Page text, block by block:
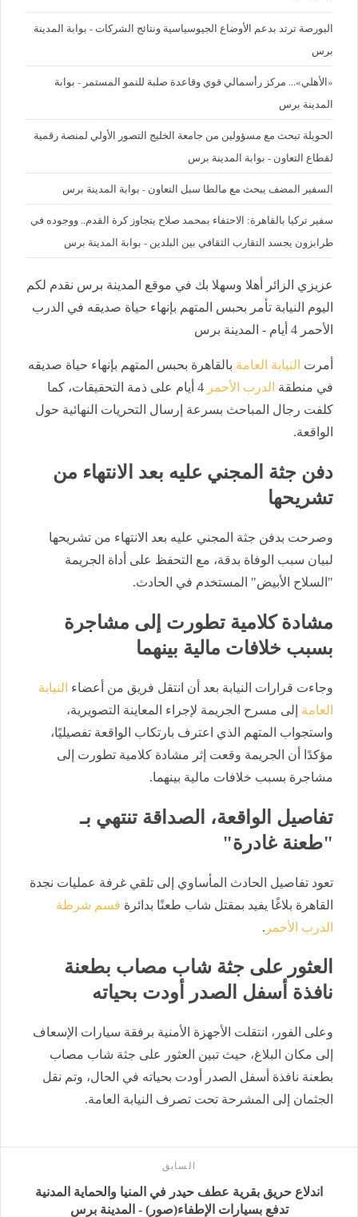
البورصة ترتد بدعم الأوضاع الجيوسياسية ونتائج الشركات - بوابة المدينة
برس
«الأهلي»... مركز رأسمالي قوي وقاعدة صلبة للنمو المستمر - بوابة
المدينة برس
الحويلة تبحث مع مسؤولين من جامعة الخليج التصور الأولي لمنصة رقمية
لقطاع التعاون - بوابة المدينة برس
السفير المضف يبحث مع مالطا سبل التعاون - بوابة المدينة برس
سفير تركيا بالقاهرة: الاحتفاء بمحمد صلاح يتجاوز كرة القدم.. ووجوده في
طرابزون يجسد التقارب الثقافي بين البلدين - بوابة المدينة برس
عزيزي الزائر أهلا وسهلا بك في موقع المدينة برس نقدم لكم
اليوم النيابة تأمر بحبس المتهم بإنهاء حياة صديقه في الدرب
الأحمر 4 أيام - المدينة برس
أمرت النيابة العامة بالقاهرة بحبس المتهم بإنهاء حياة صديقه
في منطقة الدرب الأحمر
4 أيام على ذمة التحقيقات، كما
كلفت رجال المباحث بسرعة إرسال التحريات النهائية حول
الواقعة.
دفن جثة المجني عليه بعد الانتهاء من
تشريحها
وصرحت بدفن جثة المجني عليه بعد الانتهاء من تشريحها
لبيان سبب الوفاة بدقة، مع التحفظ على أداة الجريمة
"السلاح الأبيض" المستخدم في الحادث.
مشادة كلامية تطورت إلى مشاجرة
بسبب خلافات مالية بينهما
وجاءت قرارات النيابة بعد أن انتقل فريق من أعضاء النيابة
العامة إلى مسرح الجريمة لإجراء المعاينة التصويرية،
واستجواب المتهم الذي اعترف بارتكاب الواقعة تفصيليًا،
مؤكدًا أن الجريمة وقعت إثر مشادة كلامية تطورت إلى
مشاجرة بسبب خلافات مالية بينهما.
تفاصيل الواقعة، الصداقة تنتهي بـ
"طعنة غادرة"
تعود تفاصيل الحادث المأساوي إلى تلقي غرفة عمليات نجدة
القاهرة بلاغًا يفيد بمقتل شاب طعنًا بدائرة قسم شرطة
الدرب الأحمر .
العثور على جثة شاب مصاب بطعنة
نافذة أسفل الصدر أودت بحياته
وعلى الفور، انتقلت الأجهزة الأمنية برفقة سيارات الإسعاف
إلى مكان البلاغ، حيث تبين العثور على جثة شاب مصاب
بطعنة نافذة أسفل الصدر أودت بحياته في الحال، وتم نقل
الجثمان إلى المشرحة تحت تصرف النيابة العامة.
السابق
اندلاع حريق بقرية عطف حيدر في المنيا والحماية المدنية
تدفع بسيارات الإطفاء(صور) - المدينة برس